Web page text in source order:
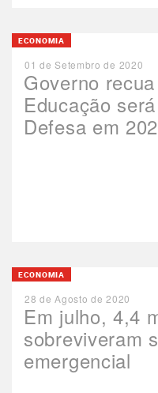
Governo
Educação
Defesa em
ECONOMIA
01 de Setembro de 2020
Em julho, 4,4
sobreviveram
emergencial
ECONOMIA
28 de Agosto de 2020